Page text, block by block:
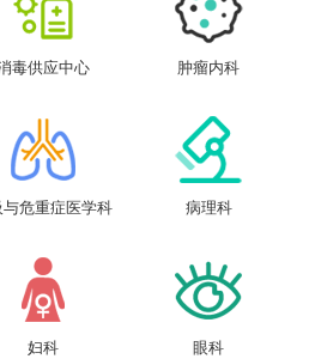
毒供应中心 肿瘤内科
与危重症医学科 病理科
妇科 眼科